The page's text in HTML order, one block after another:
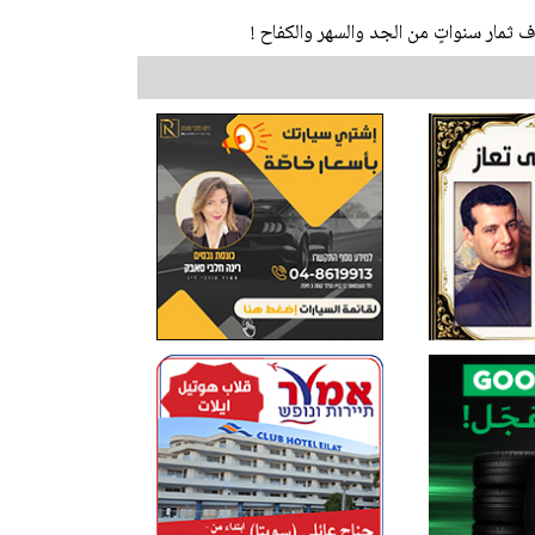
سنواتٍ من الجد والسهر والكفاح !